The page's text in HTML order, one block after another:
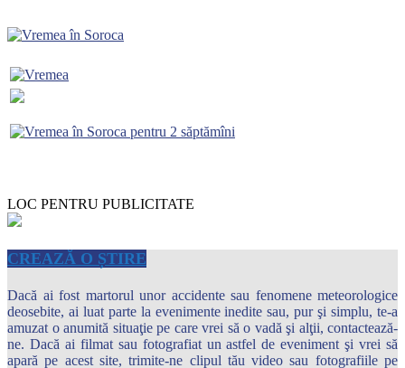
LOC PENTRU PUBLICITATE
CREAZĂ O ȘTIRE
Dacă ai fost martorul unor accidente sau fenomene meteorologice
deosebite, ai luat parte la evenimente inedite sau, pur şi simplu, te-a
amuzat o anumită situaţie pe care vrei să o vadă şi alţii, contactează-
ne. Dacă ai filmat sau fotografiat un astfel de eveniment şi vrei să
apară pe acest site, trimite-ne clipul tău video sau fotografiile pe